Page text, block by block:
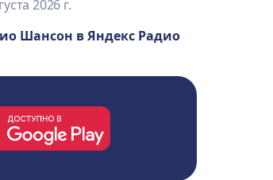
2026 г.
Шансон в Яндекс Радио